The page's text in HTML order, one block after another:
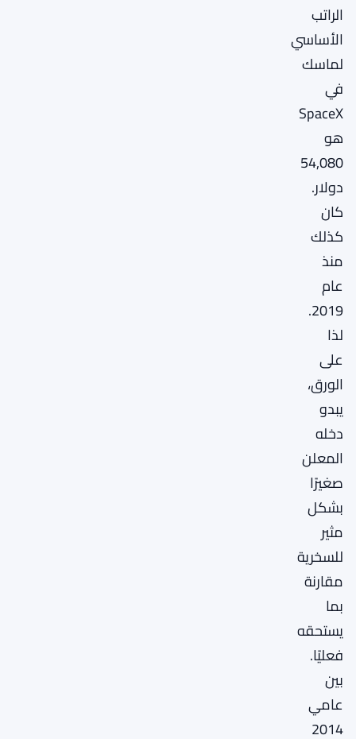
الراتب
الأساسي
لماسك
في
SpaceX
هو
54,080
دولار.
كان
كذلك
منذ
عام
2019.
لذا
على
الورق،
يبدو
دخله
المعلن
صغيرًا
بشكل
مثير
للسخرية
مقارنة
بما
يستحقه
فعليًا.
بين
عامي
2014